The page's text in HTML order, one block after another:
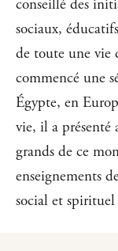
conseillé des
sociaux,
de toute une vie
commencé une
Égypte, en
vie, il a présenté
grands de ce
enseignements
social et spirituel